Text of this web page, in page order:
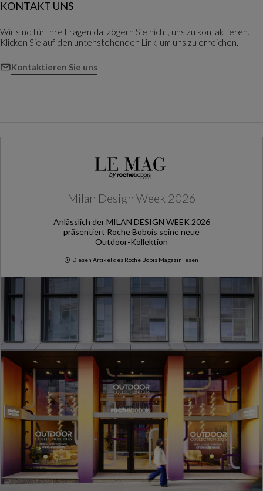
KONTAKT UNS
Wir sind für Ihre Fragen da, zögern Sie nicht, uns zu kontaktieren.
Klicken Sie auf den untenstehenden Link, um uns zu erreichen.
Kontaktieren Sie uns
Milan Design Week 2026
Anlässlich der MILAN DESIGN WEEK 2026
präsentiert Roche Bobois seine neue
Outdoor-Kollektion
Diesen Artikel des Roche Bobis Magazin lesen
Milan Design Week 2026